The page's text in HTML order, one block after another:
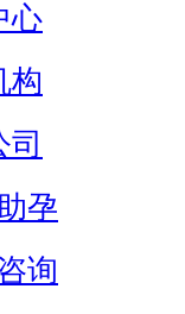
心
构
司
孕
询